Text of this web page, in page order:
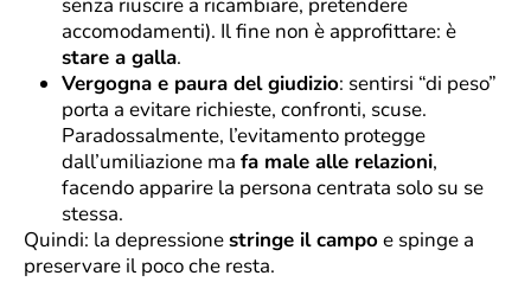
senza riuscire a ricambiare, pretendere
accomodamenti). Il fine non è approfittare: è
stare a galla.
Vergogna e paura del giudizio: sentirsi “di peso”
porta a evitare richieste, confronti, scuse.
Paradossalmente, l’evitamento protegge
dall’umiliazione ma fa male alle relazioni,
facendo apparire la persona centrata solo su se
stessa.
Quindi: la depressionestringe il campoe spinge a
preservare il poco che resta.